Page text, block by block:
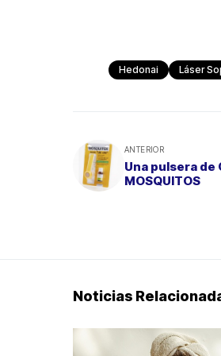
Hedonai Láser
ANTERIOR
Una pulsera de
MOSQUITOS
Noticias